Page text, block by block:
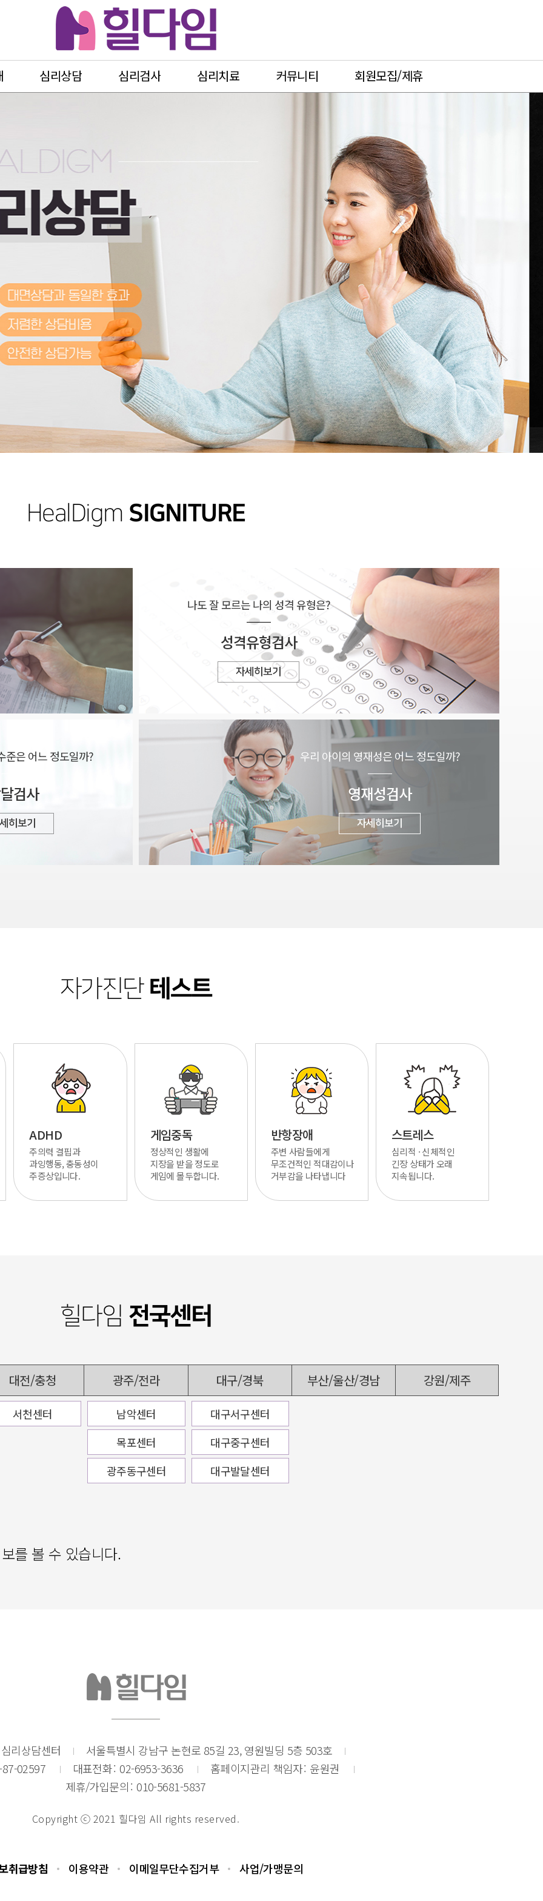
심리상담 심리검사 심리치료 커뮤니티 회원모집/제휴
소년상담
적응
안증
적장애
담
울증
스
애
등
(EAP)
애
종합심리검사
성격유형검사
발달검사
학습검사
영재성검사
언어종합검사
부모자녀놀이평가
방문체험후기
공지사항
온라인상담
블로그
인스타그램
힐다임 회원모집
제휴제안
HealDigm SIGNITURE
준은어느 정도일까?
검사
히보기
나도 잘 모르는나의 성격 유형은?
성격유형검사
자세히보기
우리 아이의 영재성은어느 정도일까?
영재성검사
자세히보기
자가진단테스트
ADHD
주의력 결핍과
과잉행동, 충동성이
주증상입니다.
게임중독
정상적인 생활에
지장을 받을 정도로
게임에 몰두합니다.
반항장애
주변 사람들에게
무조건적인 적대감이나
거부감을 나타냅니다
스트레스
심리적 · 신체적인
긴장 상태가 오래
지속됩니다.
힐다임 전국센터
대전/충청 광주/전라 대구/경북 부산/울산/경남 강원/제주
서천센터
남악센터
목포센터
광주동구센터
대구서구센터
대구중구센터
대구발달센터
를 볼 수 있습니다.
리상담센터
서울특별시 강남구 논현로 85길 23, 영원빌딩 5층 503호
02597
대표전화 02-6953-3636 홈페이지관리 책임자 윤원권
제휴/가입문의 010-5681-5837
Copyright ⓒ 2021 힐다임 All rights reserved.
취급방침 이용약관 이메일무단수집거부 사업/가맹문의